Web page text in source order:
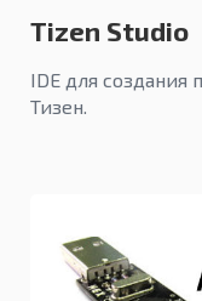
Tizen Studio
IDE для создания
Тизен.